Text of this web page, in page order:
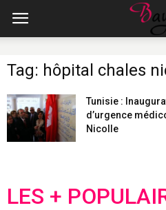
Tag: hôpital chales
Tunisie :
d’urgence
Nicolle
LES +